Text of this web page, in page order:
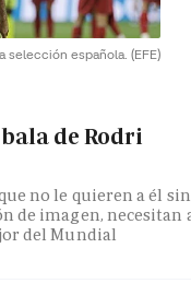
selección española. (EFE)
de Rodri
no le quieren a él
de imagen, necesitan
del Mundial